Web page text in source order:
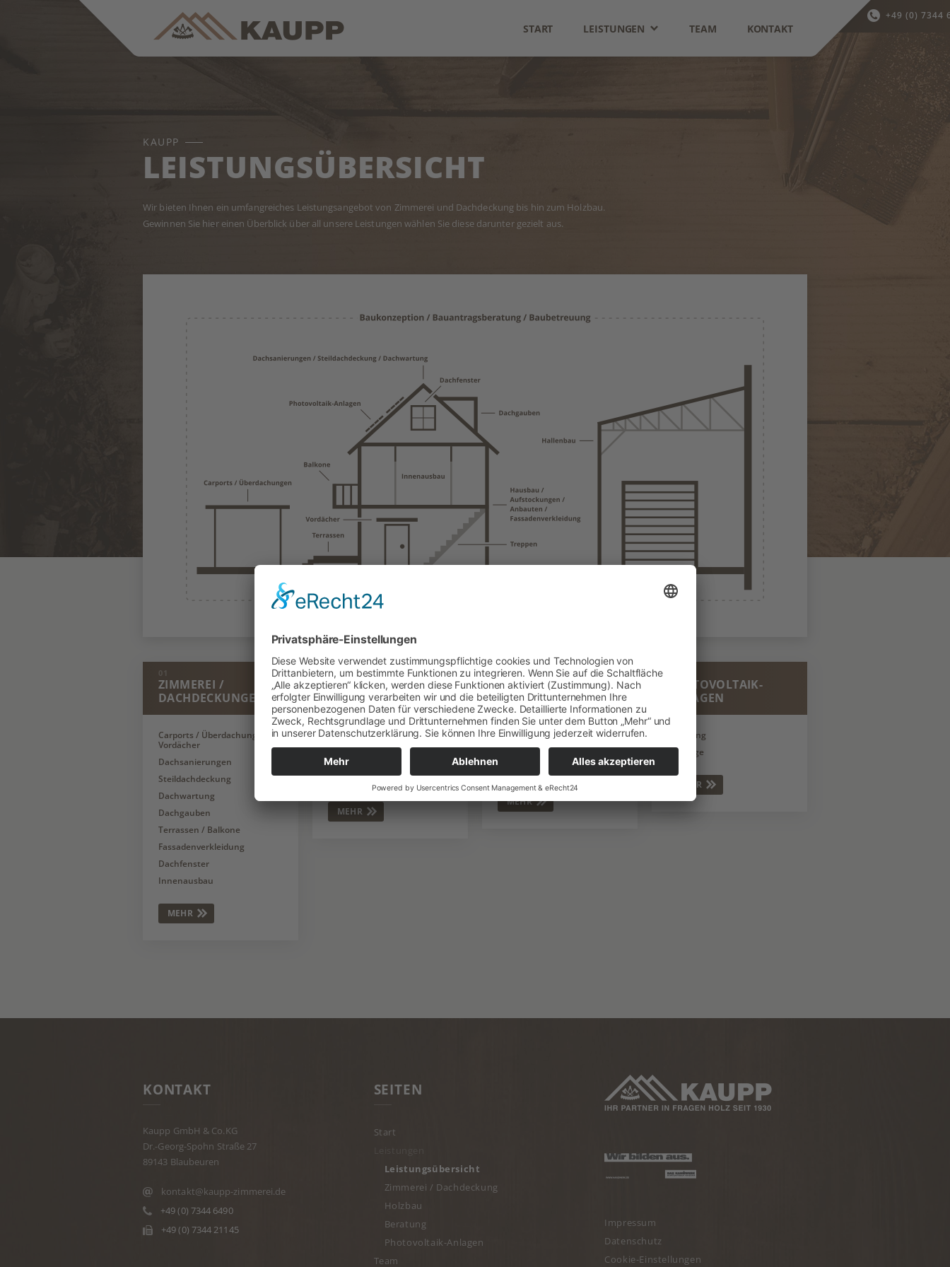
+49 (0) 7344
START LEISTUNGEN TEAM KONTAKT
KAUPP
LEISTUNGS­ÜBERSICHT
Wir bieten Ihnen ein umfangreiches Leistungsangebot von Zimmerei und Dachdeckung bis hin zum Holzbau.
Gewinnen Sie hier einen Überblick über all unsere Leistungen wählen Sie diese darunter gezielt aus.
01
ZIMMEREI /
DACHDECKUNGEN
Carports / Überdachungen /
Vordächer
Dachsanierungen
Steildachdeckung
Dachwartung
Dachgauben
Terrassen / Balkone
Fassadenverkleidung
Dachfenster
Innenausbau
MEHR
02
HOLZBAU
Hausbau / Aufstockungen /
Anbauten
Hallenbau
Treppenbau
MEHR
03
BERATUNG
Baukonzeption
Bauantragsberatung
MEHR
PHOTOVOLTAIK-
ANLAGEN
Beratung
Montage
MEHR
KONTAKT
Kaupp GmbH & Co.KG
Dr.-Georg-Spohn Straße 27
89143 Blaubeuren
kontakt@kaupp-zimmerei.de
+49 (0) 7344 6490
+49 (0) 7344 21145
SEITEN
Start
Leistungsübersicht
Zimmerei / Dachdeckung
Holzbau
Beratung
Photovoltaik-Anlagen
Team
Impressum
Datenschutz
Cookie-Einstellungen